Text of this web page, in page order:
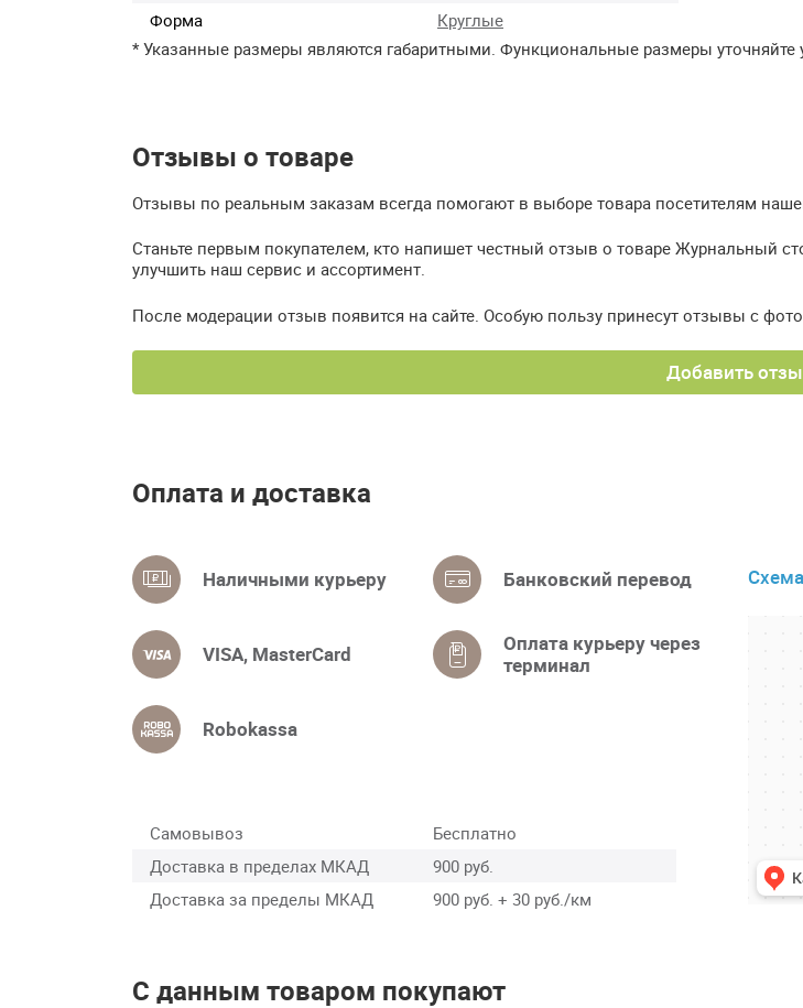
Форма
Круглые
* Указанные размеры являются габаритными. Функциональные размеры
Отзывы о товаре
Отзывы по реальным заказам всегда помогают в выборе товара посетителям
Станьте первым покупателем, кто напишет честный отзыв о товаре Журнальный
улучшить наш сервис и ассортимент.
После модерации отзыв появится на сайте. Особую пользу принесут отзывы с
Добавить
Оплата и доставка
Наличными курьеру Банковский перевод
VISA, MasterCard
Оплата курьеру через
терминал
Robokassa
Самовывоз
Бесплатно
Доставка в пределах МКАД
900 руб.
Доставка за пределы МКАД
900 руб. + 30 руб./км
С данным товаром покупают